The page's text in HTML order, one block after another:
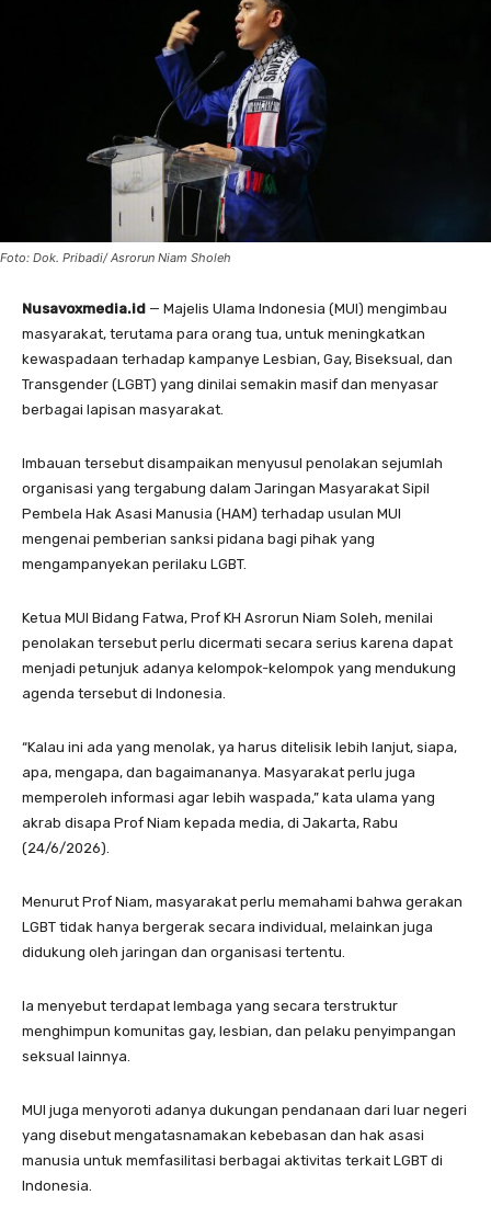
Foto: Dok. Pribadi/ Asrorun Niam Sholeh
Nusavoxmedia.id — Majelis Ulama Indonesia (MUI) mengimbau
masyarakat, terutama para orang tua, untuk meningkatkan
kewaspadaan terhadap kampanye Lesbian, Gay, Biseksual, dan
Transgender (LGBT) yang dinilai semakin masif dan menyasar
berbagai lapisan masyarakat.
Imbauan tersebut disampaikan menyusul penolakan sejumlah
organisasi yang tergabung dalam Jaringan Masyarakat Sipil
Pembela Hak Asasi Manusia (HAM) terhadap usulan MUI
mengenai pemberian sanksi pidana bagi pihak yang
mengampanyekan perilaku LGBT.
Ketua MUI Bidang Fatwa, Prof KH Asrorun Niam Soleh, menilai
penolakan tersebut perlu dicermati secara serius karena dapat
menjadi petunjuk adanya kelompok-kelompok yang mendukung
agenda tersebut di Indonesia.
“Kalau ini ada yang menolak, ya harus ditelisik lebih lanjut, siapa,
apa, mengapa, dan bagaimananya. Masyarakat perlu juga
memperoleh informasi agar lebih waspada,” kata ulama yang
akrab disapa Prof Niam kepada media, di Jakarta, Rabu
(24/6/2026).
Menurut Prof Niam, masyarakat perlu memahami bahwa gerakan
LGBT tidak hanya bergerak secara individual, melainkan juga
didukung oleh jaringan dan organisasi tertentu.
Ia menyebut terdapat lembaga yang secara terstruktur
menghimpun komunitas gay, lesbian, dan pelaku penyimpangan
seksual lainnya.
MUI juga menyoroti adanya dukungan pendanaan dari luar negeri
yang disebut mengatasnamakan kebebasan dan hak asasi
manusia untuk memfasilitasi berbagai aktivitas terkait LGBT di
Indonesia.